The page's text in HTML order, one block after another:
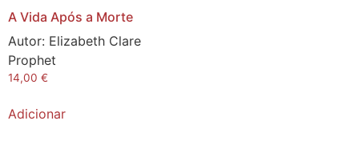
A Vida Após a Morte
Autor: Elizabeth Clare
Prophet
14,00 €
Adicionar